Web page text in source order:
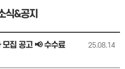
식&공지
모집 공고 📢 수수료
25.08.14